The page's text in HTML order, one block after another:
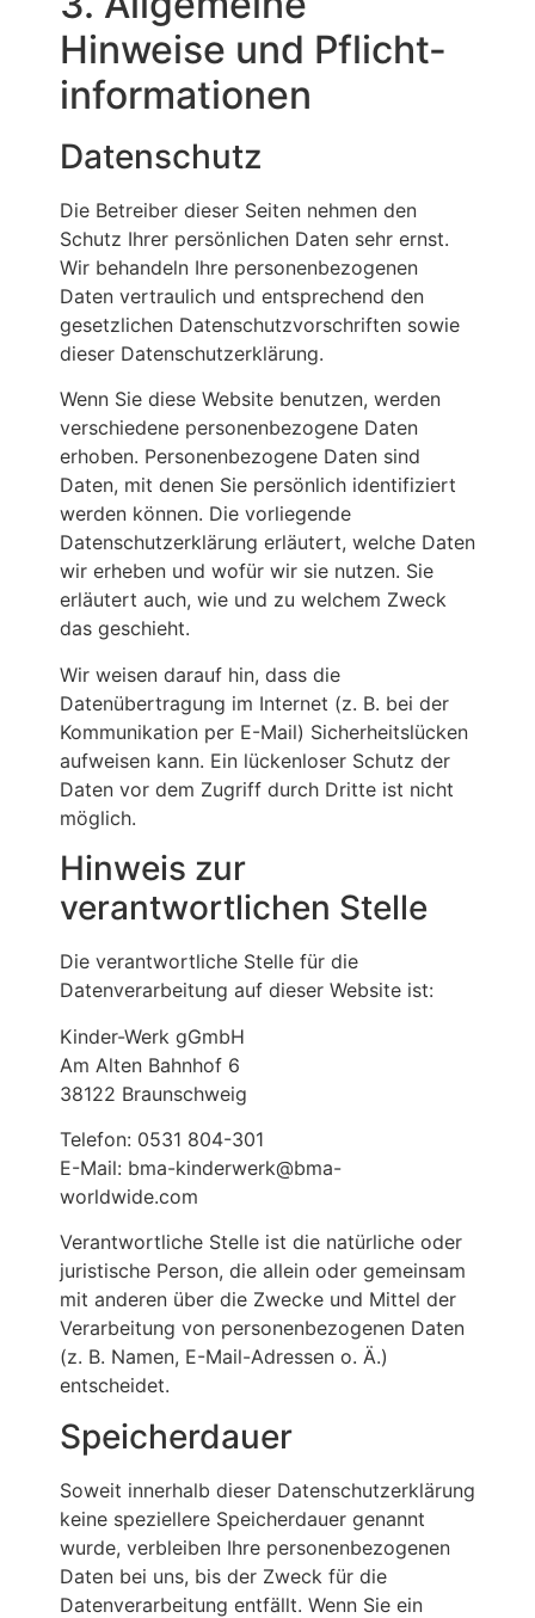
Hinweise und Pflicht­
informationen
Datenschutz
Die Betreiber dieser Seiten nehmen den
Schutz Ihrer persönlichen Daten sehr ernst.
Wir behandeln Ihre personenbezogenen
Daten vertraulich und entsprechend den
gesetzlichen Datenschutzvorschriften sowie
dieser Datenschutzerklärung.
Wenn Sie diese Website benutzen, werden
verschiedene personenbezogene Daten
erhoben. Personenbezogene Daten sind
Daten, mit denen Sie persönlich identifiziert
werden können. Die vorliegende
Datenschutzerklärung erläutert, welche Daten
wir erheben und wofür wir sie nutzen. Sie
erläutert auch, wie und zu welchem Zweck
das geschieht.
Wir weisen darauf hin, dass die
Datenübertragung im Internet (z. B. bei der
Kommunikation per E-Mail) Sicherheitslücken
aufweisen kann. Ein lückenloser Schutz der
Daten vor dem Zugriff durch Dritte ist nicht
möglich.
Hinweis zur
verantwortlichen Stelle
Die verantwortliche Stelle für die
Datenverarbeitung auf dieser Website ist:
Kinder-Werk gGmbH
Am Alten Bahnhof 6
38122 Braunschweig
Telefon: 0531 804-301
E-Mail: bma-kinderwerk@bma-
worldwide.com
Verantwortliche Stelle ist die natürliche oder
juristische Person, die allein oder gemeinsam
mit anderen über die Zwecke und Mittel der
Verarbeitung von personenbezogenen Daten
(z. B. Namen, E-Mail-Adressen o. Ä.)
entscheidet.
Speicherdauer
Soweit innerhalb dieser Datenschutzerklärung
keine speziellere Speicherdauer genannt
wurde, verbleiben Ihre personenbezogenen
Daten bei uns, bis der Zweck für die
Datenverarbeitung entfällt. Wenn Sie ein